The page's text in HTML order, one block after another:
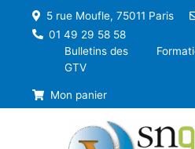
5 rue Moufle, 75011 Paris
01 49 29 58 58
Bulletins des
GTV
Mon panier